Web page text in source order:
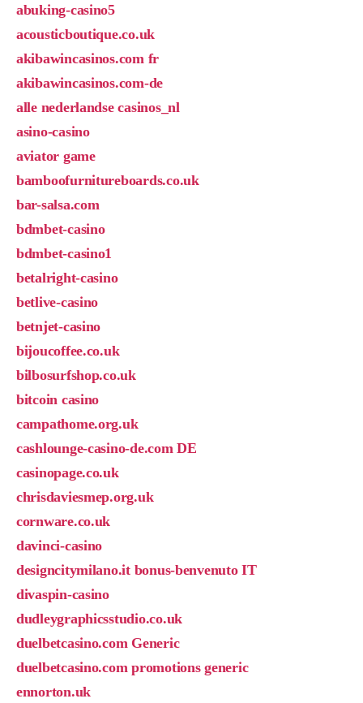
abuking-casino5
acousticboutique.co.uk
akibawincasinos.com fr
akibawincasinos.com-de
alle nederlandse casinos_nl
asino-casino
aviator game
bamboofurnitureboards.co.uk
bar-salsa.com
bdmbet-casino
bdmbet-casino1
betalright-casino
betlive-casino
betnjet-casino
bijoucoffee.co.uk
bilbosurfshop.co.uk
bitcoin casino
campathome.org.uk
cashlounge-casino-de.com DE
casinopage.co.uk
chrisdaviesmep.org.uk
cornware.co.uk
davinci-casino
designcitymilano.it bonus-benvenuto IT
divaspin-casino
dudleygraphicsstudio.co.uk
duelbetcasino.com Generic
duelbetcasino.com promotions generic
ennorton.uk